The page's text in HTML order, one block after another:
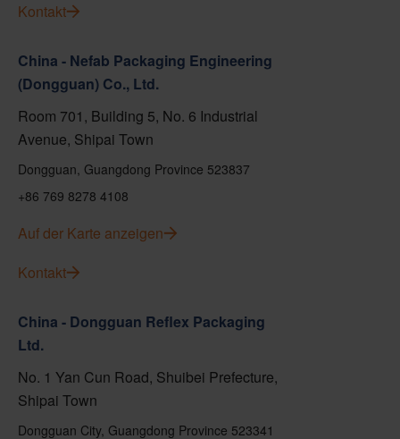
Kontakt
China - Nefab Packaging Engineering
(Dongguan) Co., Ltd.
Room 701, Building 5, No. 6 Industrial
Avenue, Shipai Town
Dongguan, Guangdong Province 523837
+86 769 8278 4108
Auf der Karte anzeigen
Kontakt
China - Dongguan Reflex Packaging
Ltd.
No. 1 Yan Cun Road, Shuibei Prefecture,
Shipai Town
Dongguan City, Guangdong Province 523341